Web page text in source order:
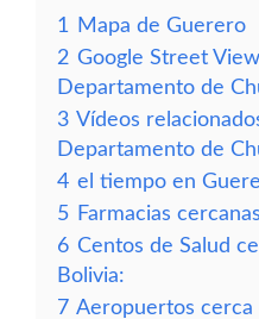
1
Mapa de Guerero
2 Google Street
Departamento de
3 Vídeos
Departamento de
4 el tiempo en
5 Farmacias
6 Centos de Salud
Bolivia:
7 Aeropuertos cerca